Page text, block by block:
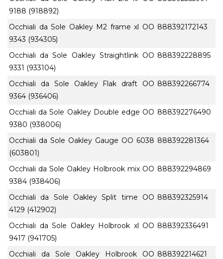
9188 (918892)
Occhiali da Sole Oakley M2 frame xl OO
9343 (934305)
888392172143
Occhiali da Sole Oakley Straightlink OO
9331 (933104)
888392228895
Occhiali da Sole Oakley Flak draft OO
9364 (936406)
888392266774
Occhiali da Sole Oakley Double edge OO
9380 (938006)
888392276490
Occhiali da Sole Oakley Gauge OO 6038
(603801)
888392281364
Occhiali da Sole Oakley Holbrook mix OO
9384 (938406)
888392294869
Occhiali da Sole Oakley Split time OO
4129 (412902)
888392325914
Occhiali da Sole Oakley Holbrook xl OO
9417 (941705)
888392336491
Occhiali da Sole Oakley Holbrook OO 888392214621